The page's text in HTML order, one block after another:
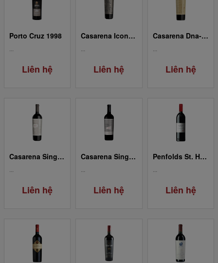
Porto Cruz 1998
Liên hệ
Casarena Icono-(Cabernet Sauvignon-Malbec)
Liên hệ
Casarena Dna-Malbec
Liên hệ
Casarena Single Vineyards-Lauren's Vineyard Agrelo (Cabernet Franc)
Liên hệ
Casarena Single Vineyards-Jamilla's Vineyard Perdriel (Malbec)
Liên hệ
Penfolds St. Henri
Liên hệ